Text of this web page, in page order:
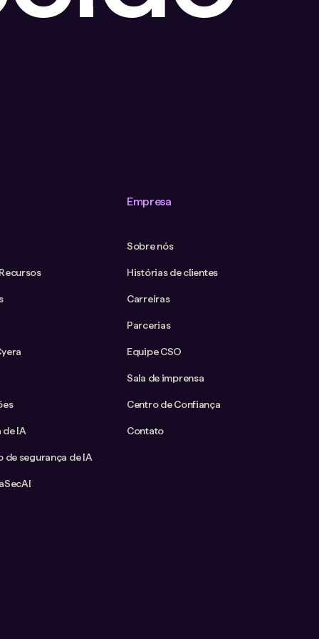
de IA
de segurança de IA
Empresa
Sobre nós
Histórias de clientes
Carreiras
Parcerias
Equipe CSO
Sala de imprensa
Centro de Confiança
Contato